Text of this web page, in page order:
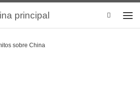
Search
sobre China